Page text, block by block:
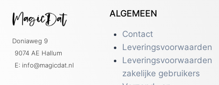
Doniaweg 9
9074 AE Hallum
E: info@magicdat.nl
ALGEMEEN
Contact
Leveringsvoorwaarden
Leveringsvoorwaarden
zakelijke gebruikers